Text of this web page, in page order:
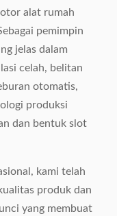
alat rumah
pemimpin
jelas dalam
celah, belitan
otomatis,
produksi
dan bentuk slot
kami telah
produk dan
yang membuat